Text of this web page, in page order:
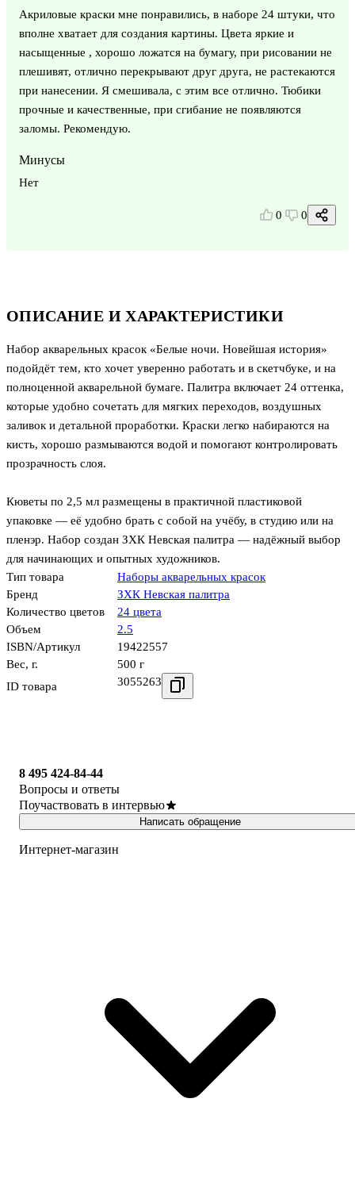
ОПИСАНИЕ И ХАРАКТЕРИСТИКИ
Набор акварельных красок «Белые ночи. Новейшая история»
подойдёт тем, кто хочет уверенно работать и в скетчбуке, и на
полноценной акварельной бумаге. Палитра включает 24 оттенка,
которые удобно сочетать для мягких переходов, воздушных
заливок и детальной проработки. Краски легко набираются на
кисть, хорошо размываются водой и помогают контролировать
прозрачность слоя.
Кюветы по 2,5 мл размещены в практичной пластиковой
упаковке — её удобно брать с собой на учёбу, в студию или на
пленэр. Набор создан ЗХК Невская палитра — надёжный выбор
для начинающих и опытных художников.
Тип товара
Наборы акварельных красок
Бренд
ЗХК Невская палитра
Количество цветов
24 цвета
Объем
2.5
ISBN/Артикул
19422557
Вес, г.
500 г
ID товара
3055263
Акриловые краски мне понравились, в наборе 24 штуки, что
вполне хватает для создания картины. Цвета яркие и
насыщенные , хорошо ложатся на бумагу, при рисовании не
плешивят, отлично перекрывают друг друга, не растекаются
при нанесении. Я смешивала, с этим все отлично. Тюбики
прочные и качественные, при сгибание не появляются
заломы. Рекомендую.
Минусы
Нет
0 0
8 495 424-84-44
Вопросы и ответы
Поучаствовать в интервью
Написать обращение
Интернет-магазин